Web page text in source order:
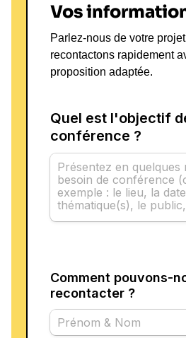
Vos
Parlez-nous de votre
recontactons rapidement
proposition adaptée.